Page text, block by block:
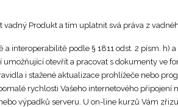
Produkt a tím uplatnit svá práva z
interoperabilitě podle § 1811 odst. 2 písm.
otevřít a pracovat s dokumenty ve
i stažené aktualizace prohlížeče nebo
rychlosti Vašeho internetového připojení
výpadků serveru. U on-line kurzů Vám